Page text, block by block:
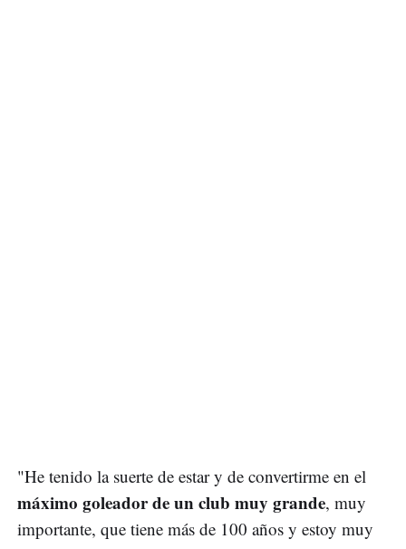
"He tenido la suerte de estar y de convertirme en el
máximo goleador de un club muy grande, muy
importante, que tiene más de 100 años y estoy muy